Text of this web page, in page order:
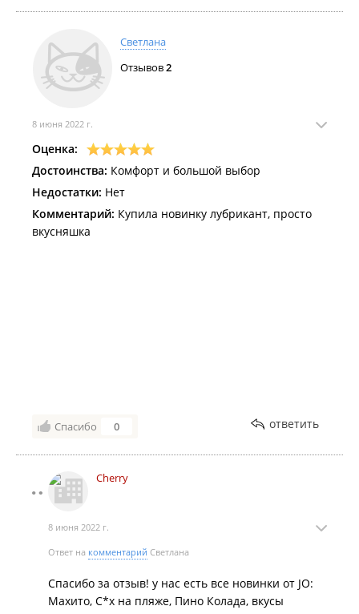
Светлана
Отзывов2
8 июня 2022 г.
Оценка:
Достоинства: Комфорт и большой выбор
Недостатки: Нет
Комментарий: Купила новинку лубрикант, просто
вкусняшка
Спасибо 0 ответить
Cherry
8 июня 2022 г.
Ответ на комментарий Светлана
Спасибо за отзыв! у нас есть все новинки от JO:
Махито, С*х на пляже, Пино Колада, вкусы